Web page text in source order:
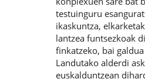
testuinguru
ikaskuntza,
lantzea funtsezkoak
finkatzeko, bai
Landutako alderdi
euskalduntzean